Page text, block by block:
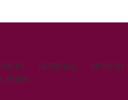
INICIO NOTICIAS
OPINIÓN
LIBROS